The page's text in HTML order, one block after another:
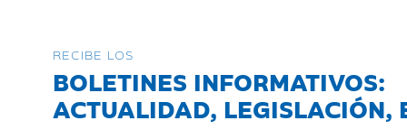
RECIBE LOS
BOLETINES INFORMATIVOS:
ACTUALIDAD, LEGISLACIÓN,